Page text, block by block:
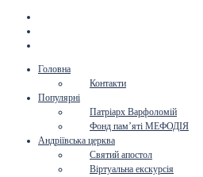
Головна
Контакти
Популярні
Патріарх Варфоломій
Фонд пам’яті МЕФОДІЯ
Андріївська церква
Святий апостол
Віртуальна екскурсія